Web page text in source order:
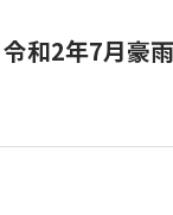
令和2年7月豪雨